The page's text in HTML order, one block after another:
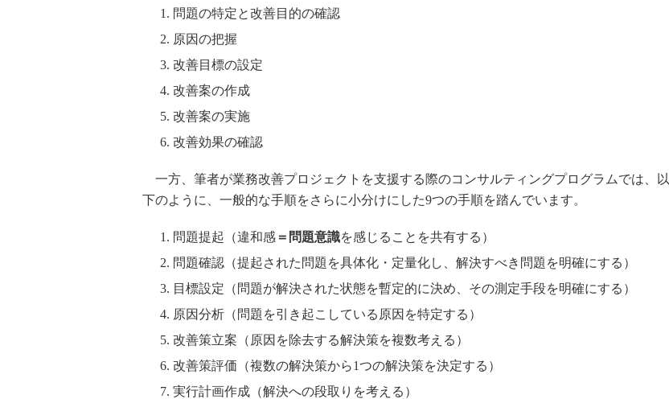
問題の特定と改善目的の確認
原因の把握
改善目標の設定
改善案の作成
改善案の実施
改善効果の確認
一方、筆者が業務改善プロジェクトを支援する際のコンサルティングプログラムでは、以
下のように、一般的な手順をさらに小分けにした9つの手順を踏んでいます。
問題提起（違和感＝問題意識を感じることを共有する）
問題確認（提起された問題を具体化・定量化し、解決すべき問題を明確にする）
目標設定（問題が解決された状態を暫定的に決め、その測定手段を明確にする）
原因分析（問題を引き起こしている原因を特定する）
改善策立案（原因を除去する解決策を複数考える）
改善策評価（複数の解決策から1つの解決策を決定する）
実行計画作成（解決への段取りを考える）